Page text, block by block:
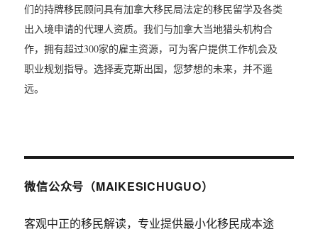
们的持牌移民顾问具有加拿大移民局法定的移民留学及各类
出入境申请的代理人资质。我们与加拿大当地猎头机构合
作，拥有超过300家的雇主资源，可为客户提供工作机会及
职业规划指导。选择麦克斯出国，您梦想的未来，并不遥
远。
微信公众号（MAIKESICHUGUO）
客观中正的移民解读，专业提供最小化移民成本途